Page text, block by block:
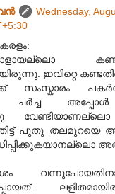
Wednesday,
ഇവിറ്റെ
സംസ്കാരം
ചർച്ച.
പുതു തലമുറയെ